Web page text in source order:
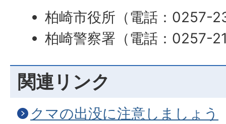
柏崎市役所（電話：0257-
柏崎警察署（電話：0257-
関連リンク
クマの出没に注意しましょう